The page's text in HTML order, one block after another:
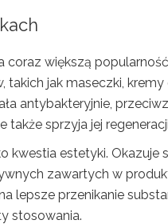
coraz większą
jak maseczki, kremy
antybakteryjnie,
także sprzyja jej
kwestia estetyki. Okazuje
zawartych w
lepsze przenikanie
stosowania.